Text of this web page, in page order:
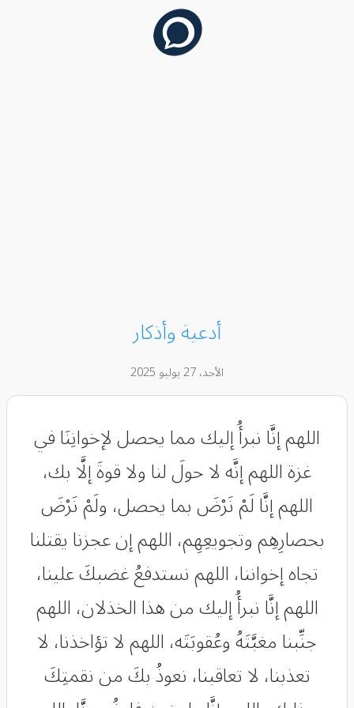
أدعية وأذكار
الأحد، 27 يوليو 2025
اللهم إنَّا نبرأُ إليك مما يحصل لإخوانِنَا في
غزة اللهم إنَّه لا حولَ لنا ولا قوةَ إلَّا بك،
اللهم إنَّا لَمْ نَرْضَ بما يحصل، ولَمْ نَرْضَ
بحصارِهِم وتجويعِهِم، اللهم إن عجزنا يقتلنا
تجاه إخواننا، اللهم نستدفعُ غضبكَ علينا،
اللهم إنَّا نبرأُ إليك من هذا الخذلان، اللهم
جنِّبنا مغبَّتَهُ وعُقوبَتَه، اللهم لا تؤاخذنا، لا
تعذبنا، لا تعاقبنا، نعوذُ بكَ من نقمتِكَ